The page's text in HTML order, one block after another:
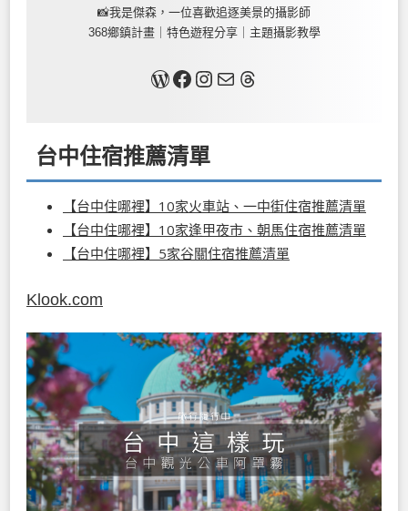
📸我是傑森，一位喜歡追逐美景的攝影師
368鄉鎮計畫｜特色遊程分享｜主題攝影教學
關於我Facebook InstagramMail Threads
台中住宿推薦清單
【台中住哪裡】10家火車站、一中街住宿推薦清單
【台中住哪裡】10家逢甲夜市、朝馬住宿推薦清單
【台中住哪裡】5家谷關住宿推薦清單
Klook.com